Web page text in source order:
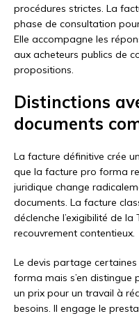
procédures strictes. La
phase de consultation
Elle accompagne les
aux acheteurs publics de
propositions.
Distinctions
documents
La facture définitive crée
que la facture pro forma
juridique change
documents. La facture
déclenche l’exigibilité de
recouvrement contentieux.
Le devis partage
forma mais s’en distingue
un prix pour un travail à
besoins. Il engage le